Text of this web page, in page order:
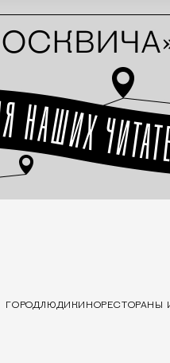
ГОРОДЛЮДИ КИНОРЕСТОРАНЫ